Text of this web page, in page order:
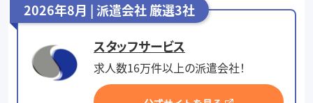
2026年8月 | 派遣会社 厳選3社
スタッフサービス
求人数16万件以上の派遣会社！